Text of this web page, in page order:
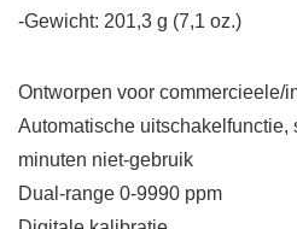
-Gewicht: 201,3 g (7,1 oz.)
Ontworpen voor commercieele/
Automatische uitschakelfunctie,
minuten niet-gebruik
Dual-range 0-9990 ppm